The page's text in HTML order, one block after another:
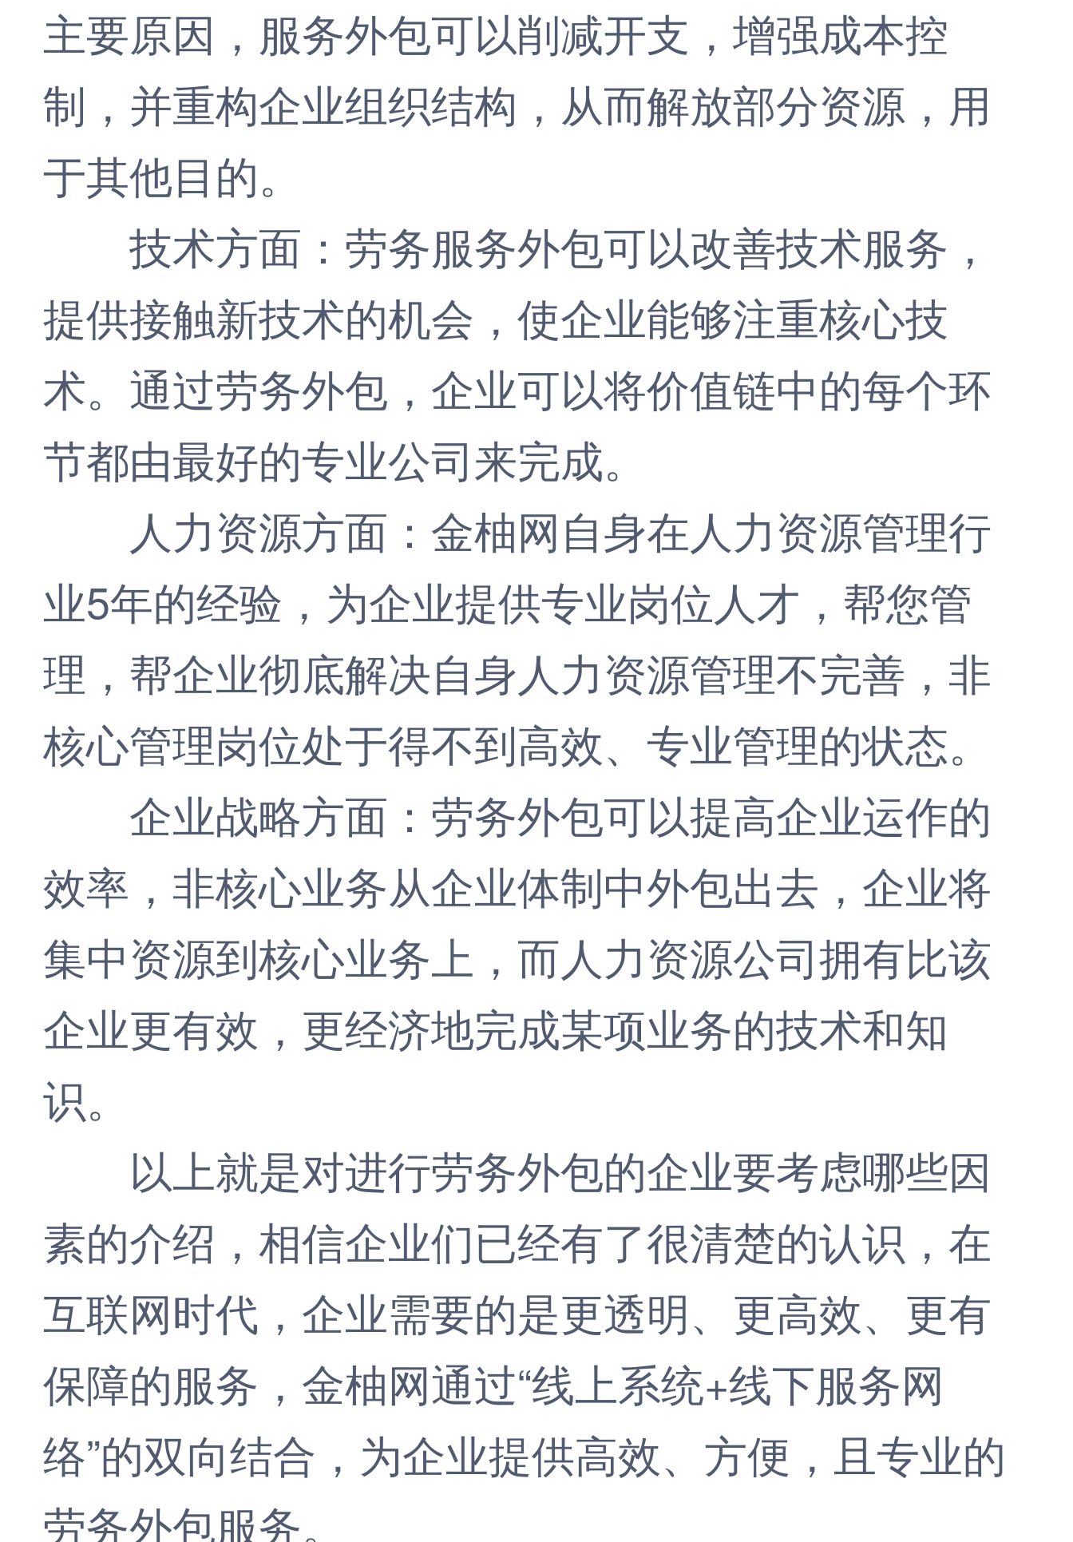
主要原因，服务外包可以削减开支，增强成本控
制，并重构企业组织结构，从而解放部分资源，用
于其他目的。
技术方面：劳务服务外包可以改善技术服务，
提供接触新技术的机会，使企业能够注重核心技
术。通过劳务外包，企业可以将价值链中的每个环
节都由最好的专业公司来完成。
人力资源方面：金柚网自身在人力资源管理行
业5年的经验，为企业提供专业岗位人才，帮您管
理，帮企业彻底解决自身人力资源管理不完善，非
核心管理岗位处于得不到高效、专业管理的状态。
企业战略方面：劳务外包可以提高企业运作的
效率，非核心业务从企业体制中外包出去，企业将
集中资源到核心业务上，而人力资源公司拥有比该
企业更有效，更经济地完成某项业务的技术和知
识。
以上就是对进行劳务外包的企业要考虑哪些因
素的介绍，相信企业们已经有了很清楚的认识，在
互联网时代，企业需要的是更透明、更高效、更有
保障的服务， 金柚网通过“线上系统+线下服务网
络”的双向结合，为企业提供高效、方便，且专业的
劳务外包服务。